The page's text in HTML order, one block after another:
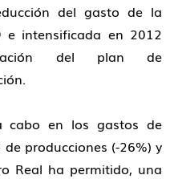
del gasto de la
e intensificada en 2012
del plan de
cabo en los gastos de
producciones (-26%) y
Real ha permitido, una